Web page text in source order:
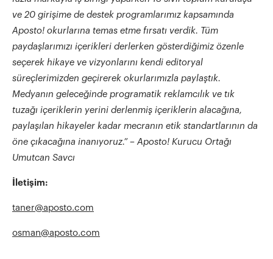
ve 20 girişime de destek programlarımız kapsamında
Aposto! okurlarına temas etme fırsatı verdik. Tüm
paydaşlarımızı içerikleri derlerken gösterdiğimiz özenle
seçerek hikaye ve vizyonlarını kendi editoryal
süreçlerimizden geçirerek okurlarımızla paylaştık.
Medyanın geleceğinde programatik reklamcılık ve tık
tuzağı içeriklerin yerini derlenmiş içeriklerin alacağına,
paylaşılan hikayeler kadar mecranın etik standartlarının da
öne çıkacağına inanıyoruz.” – Aposto! Kurucu Ortağı
Umutcan Savcı
İletişim:
taner@aposto.com
osman@aposto.com